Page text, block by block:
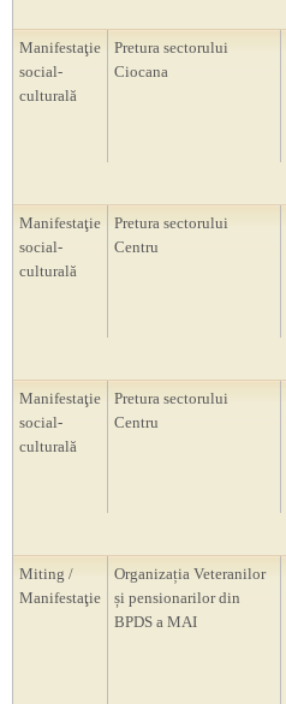
Manifestaţie
social-
culturală
Pretura sectorului
Ciocana
Manifestaţie
social-
culturală
Pretura sectorului
Centru
Manifestaţie
social-
culturală
Pretura sectorului
Centru
Miting /
Manifestaţie
Organizația Veteranilor
și pensionarilor din
BPDS a MAI